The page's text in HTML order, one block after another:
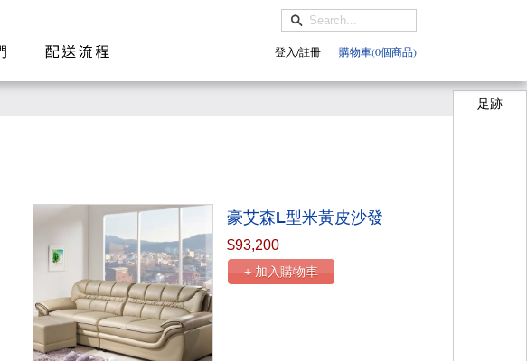
購物車(0個商品)
登入/註冊
豪艾森L型米黃皮沙發
$93,200
+ 加入購物車
足跡